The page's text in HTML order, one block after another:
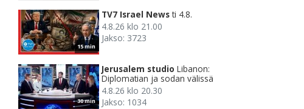
15 min
TV7 Israel News ti 4.8.
4.8.26 klo 21.00
Jakso: 3723
30 min
Jerusalem studio Libanon:
Diplomatian ja sodan välissä
4.8.26 klo 20.30
Jakso: 1034